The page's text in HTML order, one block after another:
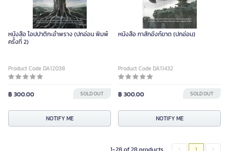
หนังสือ โอปปาติกะอำพราง (ปกอ่อน พิมพ์
ครั้งที่ 2)
Product Code DA12038
฿ 300.00 SOLD OUT
NOTIFY ME
หนังสือ กาสักอังก์ฆาต (ปกอ่อน)
Product Code DA11432
฿ 300.00 SOLD OUT
NOTIFY ME